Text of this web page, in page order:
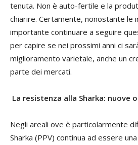
tenuta. Non è auto-fertile e la
chiarire. Certamente, nonostante le
importante continuare a seguire
per capire se nei prossimi anni ci
miglioramento varietale, anche un
parte dei mercati.
La resistenza alla Sharka: nuove
Negli areali ove è particolarmente
Sharka (PPV) continua ad essere